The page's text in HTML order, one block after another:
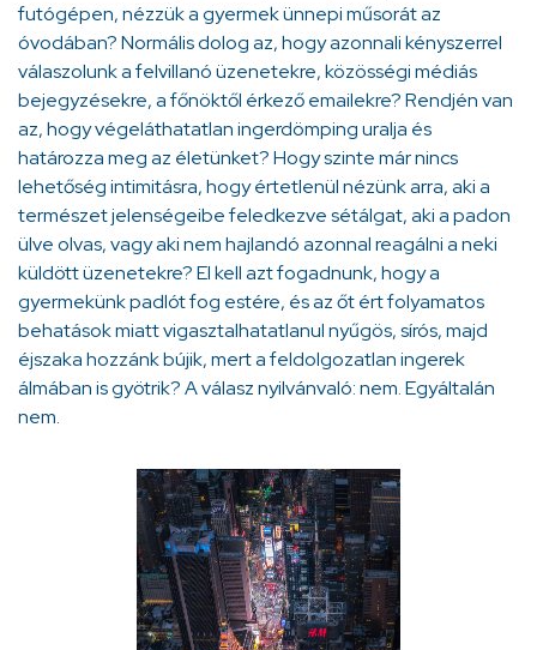
futógépen, nézzük a gyermek ünnepi műsorát az
óvodában? Normális dolog az, hogy azonnali kényszerrel
válaszolunk a felvillanó üzenetekre, közösségi médiás
bejegyzésekre, a főnöktől érkező emailekre? Rendjén van
az, hogy végeláthatatlan ingerdömping uralja és
határozza meg az életünket? Hogy szinte már nincs
lehetőség intimitásra, hogy értetlenül nézünk arra, aki a
természet jelenségeibe feledkezve sétálgat, aki a padon
ülve olvas, vagy aki nem hajlandó azonnal reagálni a neki
küldött üzenetekre? El kell azt fogadnunk, hogy a
gyermekünk padlót fog estére, és az őt ért folyamatos
behatások miatt vigasztalhatatlanul nyűgös, sírós, majd
éjszaka hozzánk bújik, mert a feldolgozatlan ingerek
álmában is gyötrik? A válasz nyilvánvaló: nem. Egyáltalán
nem.